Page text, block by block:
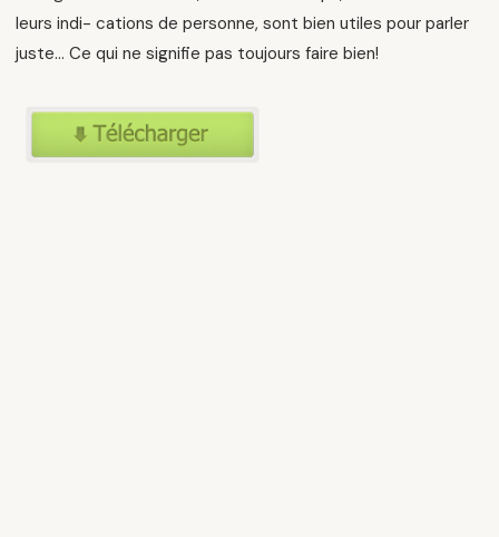
leurs indi- cations de personne, sont bien utiles pour parler
juste… Ce qui ne signifie pas toujours faire bien!